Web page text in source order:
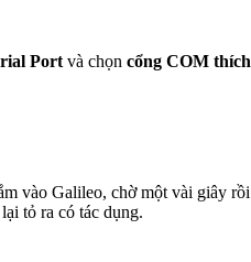
Port và chọn cổng COM
vào Galileo, chờ một vài giây
tỏ ra có tác dụng.